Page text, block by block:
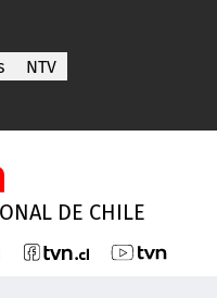
NTV
DE CHILE